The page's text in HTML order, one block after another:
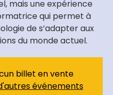
mais une expérience
qui permet à
de s’adapter aux
du monde actuel.
billet en vente
événements